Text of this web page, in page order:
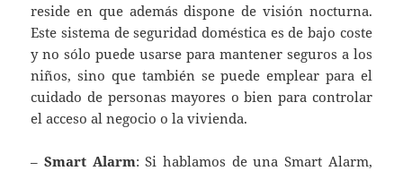
reside en que además dispone de visión nocturna.
Este sistema de seguridad doméstica es de bajo coste
y no sólo puede usarse para mantener seguros a los
niños, sino que también se puede emplear para el
cuidado de personas mayores o bien para controlar
el acceso al negocio o la vivienda.
–Smart Alarm: Si hablamos de una Smart Alarm,